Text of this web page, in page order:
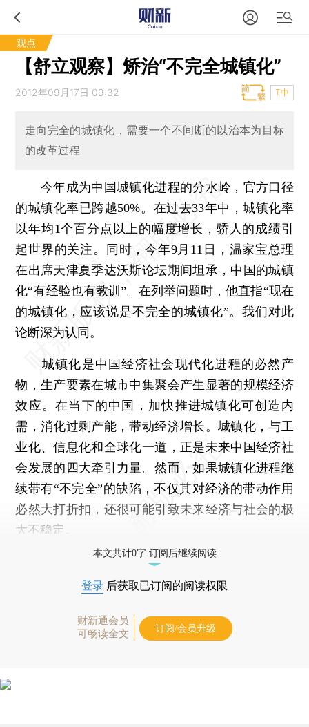
观点
【舒立观察】矫治“不完全城镇化”
2012年09月17日 09:32 T中
走向完全的城镇化，需要一个不间断的以治本为目标
的改革过程
今年成为中国城镇化进程的分水岭，官方口径
的城镇化率已跨越50%。在过去33年中，城镇化率
以年均1个百分点以上的幅度增长，骄人的成绩引
起世界的关注。同时，今年9月11日，温家宝总理
在出席天津夏季达沃斯论坛期间坦承，中国的城镇
化“有经验也有教训”。在列举问题时，他直指“现在
的城镇化，应该说是不完全的城镇化”。我们对此
论断深为认同。
城镇化是中国经济社会现代化进程的必然产
物，生产要素在城市中集聚会产生显著的规模经济
效应。在当下的中国，加快推进城镇化可创造内
需，消化过剩产能，带动经济增长。城镇化，与工
业化、信息化和全球化一道，正是未来中国经济社
会发展的四大牵引力量。然而，如果城镇化进程继
续带有“不完全”的缺陷，不仅其对经济的带动作用
必然大打折扣，还很可能引致未来经济与社会的极
大不稳定。
本文共计0字 订阅后继续阅读
登录 后获取已订阅的阅读权限
财新通会员
可畅读全文
订阅/会员升级